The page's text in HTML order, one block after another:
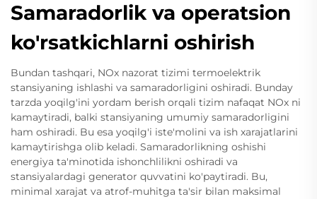
Samaradorlik va operatsion
ko'rsatkichlarni oshirish
Bundan tashqari, NOx nazorat tizimi termoelektrik
stansiyaning ishlashi va samaradorligini oshiradi. Bunday
tarzda yoqilg'ini yordam berish orqali tizim nafaqat NOx ni
kamaytiradi, balki stansiyaning umumiy samaradorligini
ham oshiradi. Bu esa yoqilg'i iste'molini va ish xarajatlarini
kamaytirishga olib keladi. Samaradorlikning oshishi
energiya ta'minotida ishonchlilikni oshiradi va
stansiyalardagi generator quvvatini ko'paytiradi. Bu,
minimal xarajat va atrof-muhitga ta'sir bilan maksimal